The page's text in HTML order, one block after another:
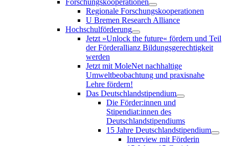
Regionale Forschungskooperationen
U Bremen Research Alliance
Hochschulförderung
Jetzt »Unlock the future« fördern und Teil
der Förderallianz Bildungsgerechtigkeit
werden
Jetzt mit MoleNet nachhaltige
Umweltbeobachtung und praxisnahe
Lehre fördern!
Das Deutschlandstipendium
Die Förder:innen und
Stipendiat:innen des
Deutschlandstipendiums
15 Jahre Deutschlandstipendium
Interview mit Förderin